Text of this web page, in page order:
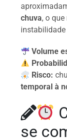
chuva, o
Volume
Risco:
temporal à
se